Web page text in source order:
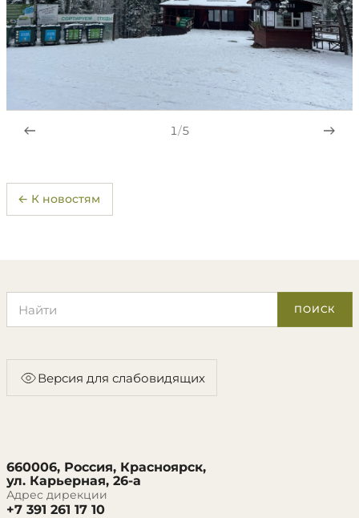
1/5
← К новостям
ПОИСК
Версия для слабовидящих
660006, Россия, Красноярск,
ул. Карьерная, 26-а
Адрес дирекции
+7 391 261 17 10